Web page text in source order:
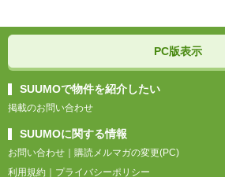
PC版表示
SUUMOで物件を紹介したい
掲載のお問い合わせ
SUUMOに関する情報
お問い合わせ ｜ 購読メルマガの変更(PC)
利用規約 ｜ プライバシーポリシー